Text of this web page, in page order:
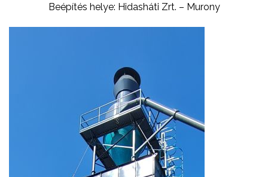
Beépítés helye: Hidasháti Zrt. – Murony